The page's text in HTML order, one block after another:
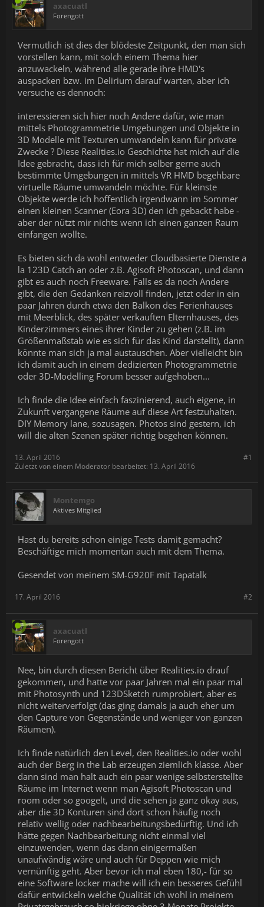
axacuatl
Forengott
Vermutlich ist dies der blödeste Zeitpunkt, den man sich
vorstellen kann, mit solch einem Thema hier
anzuwackeln, während alle gerade ihre HMD's
auspacken bzw. im Delirium darauf warten, aber ich
versuche es dennoch:
interessieren sich hier noch Andere dafür, wie man
mittels Photogrammetrie Umgebungen und Objekte in
3D Modelle mit Texturen umwandeln kann für private
Zwecke ? Diese Realities.io Geschichte hat mich auf die
Idee gebracht, dass ich für mich selber gerne auch
bestimmte Umgebungen in mittels VR HMD begehbare
virtuelle Räume umwandeln möchte. Für kleinste
Objekte werde ich hoffentlich irgendwann im Sommer
einen kleinen Scanner (Eora 3D) den ich gebackt habe -
aber der nützt mir nichts wenn ich einen ganzen Raum
einfangen wollte.
Es bieten sich da wohl entweder Cloudbasierte Dienste a
la 123D Catch an oder z.B. Agisoft Photoscan, und dann
gibt es auch noch Freeware. Falls es da noch Andere
gibt, die den Gedanken reizvoll finden, jetzt oder in ein
paar Jahren durch etwa den Balkon des Ferienhauses
mit Meerblick, des später verkauften Elternhauses, des
Kinderzimmers eines ihrer Kinder zu gehen (z.B. im
Größenmaßstab wie es sich für das Kind darstellt), dann
könnte man sich ja mal austauschen. Aber vielleicht bin
ich damit auch in einem dedizierten Photogrammetrie
oder 3D-Modelling Forum besser aufgehoben...
Ich finde die Idee einfach faszinierend, auch eigene, in
Zukunft vergangene Räume auf diese Art festzuhalten.
DIY Memory lane, sozusagen. Photos sind gestern, ich
will die alten Szenen später richtig begehen können.
#1
13. April 2016
Zuletzt von einem Moderator bearbeitet: 13. April 2016
Montemgo
Aktives Mitglied
Hast du bereits schon einige Tests damit gemacht?
Beschäftige mich momentan auch mit dem Thema.
Gesendet von meinem SM-G920F mit Tapatalk
#2
17. April 2016
axacuatl
Forengott
Nee, bin durch diesen Bericht über Realities.io drauf
gekommen, und hatte vor paar Jahren mal ein paar mal
mit Photosynth und 123DSketch rumprobiert, aber es
nicht weiterverfolgt (das ging damals ja auch eher um
den Capture von Gegenstände und weniger von ganzen
Räumen).
Ich finde natürlich den Level, den Realities.io oder wohl
auch der Berg in the Lab erzeugen ziemlich klasse. Aber
dann sind man halt auch ein paar wenige selbsterstellte
Räume im Internet wenn man Agisoft Photoscan und
room oder so googelt, und die sehen ja ganz okay aus,
aber die 3D Konturen sind dort schon häufig noch
relativ wellig oder nachbearbeitungsbedürftig. Und ich
hätte gegen Nachbearbeitung nicht einmal viel
einzuwenden, wenn das dann einigermaßen
unaufwändig wäre und auch für Deppen wie mich
vernünftig geht. Aber bevor ich mal eben 180,- für so
eine Software locker mache will ich ein besseres Gefühl
dafür entwickeln welche Qualität ich wohl in meinem